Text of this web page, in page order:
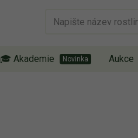
🎓 Akademie Aukce